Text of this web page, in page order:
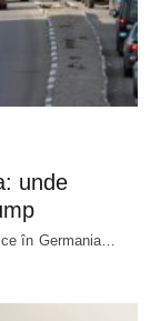
unde
ce în Germania…